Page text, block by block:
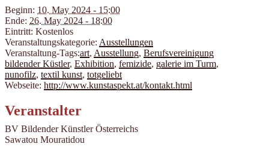
Beginn: 10. May 2024 - 15:00
Ende: 26. May 2024 - 18:00
Eintritt: Kostenlos
Veranstaltungskategorie: Ausstellungen
Veranstaltung-Tags:art, Ausstellung, Berufsvereinigung
bildender Küstler, Exhibition, femizide, galerie im Turm,
nunofilz, textil kunst, totgeliebt
Webseite: http://www.kunstaspekt.at/kontakt.html
Veranstalter
BV Bildender Künstler Österreichs
Sawatou Mouratidou